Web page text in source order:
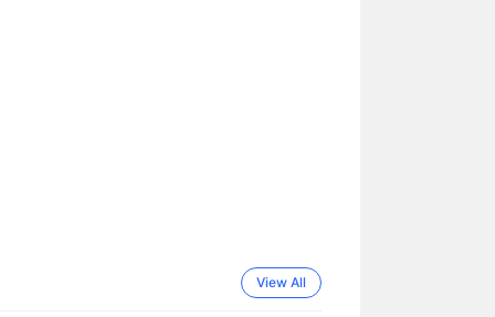
View All